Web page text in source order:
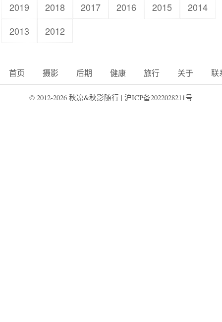
2019
2018 2017 2016 2015
2014
2013
2012
首页 摄影 后期 健康 旅行 关于 联
© 2012-2026 秋凉&秋影随行 | 沪ICP备2022028211号